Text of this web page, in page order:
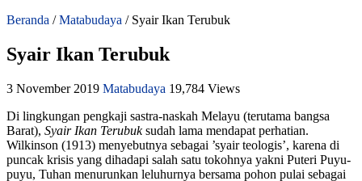
Beranda / Matabudaya / Syair Ikan Terubuk
Syair Ikan Terubuk
3 November 2019 Matabudaya 19,784 Views
Di lingkungan pengkaji sastra-naskah Melayu (terutama bangsa
Barat), Syair Ikan Terubuksudah lama mendapat perhatian.
Wilkinson (1913) menyebutnya sebagai ’syair teologis’, karena di
puncak krisis yang dihadapi salah satu tokohnya yakni Puteri Puyu-
puyu, Tuhan menurunkan leluhurnya bersama pohon pulai sebagai